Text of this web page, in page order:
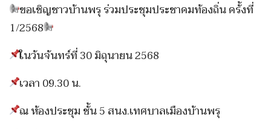
ขอเชิญชาวบ้านพรุ ร่วมประชุมประชาคมท้องถิ่น ครั้งที่
1/2568
ในวันจันทร์ที่ 30 มิถุนายน 2568
เวลา 09.30 น.
ณ ห้องประชุม ชั้น 5 สนง.เทศบาลเมืองบ้านพรุ